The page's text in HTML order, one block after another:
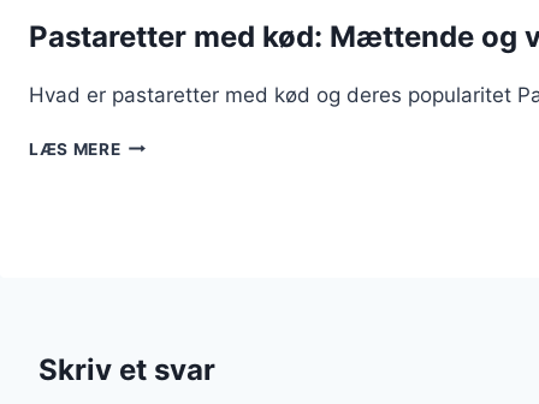
Pastaretter med kød: Mættende og
Hvad er pastaretter med kød og deres popularitet
LÆS MEREPASTARETTER
Skriv et svar